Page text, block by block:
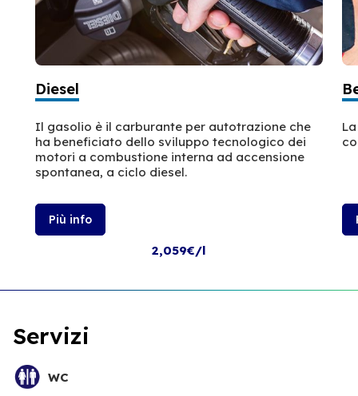
Diesel
Il gasolio è il carburante per autotrazione che
ha beneficiato dello sviluppo tecnologico dei
motori a combustione interna ad accensione
spontanea, a ciclo diesel.
Più info
2,059€/l
Servizi
WC